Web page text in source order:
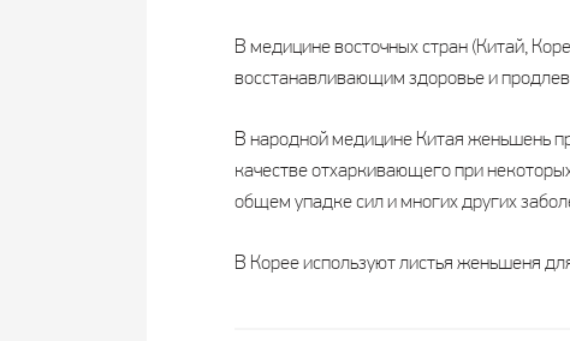
В медицине восточных стран (Китай,
восстанавливающим здоровье и
В народной медицине Китая женьшень
качестве отхаркивающего при
общем упадке сил и многих других
В Корее используют листья женьшеня